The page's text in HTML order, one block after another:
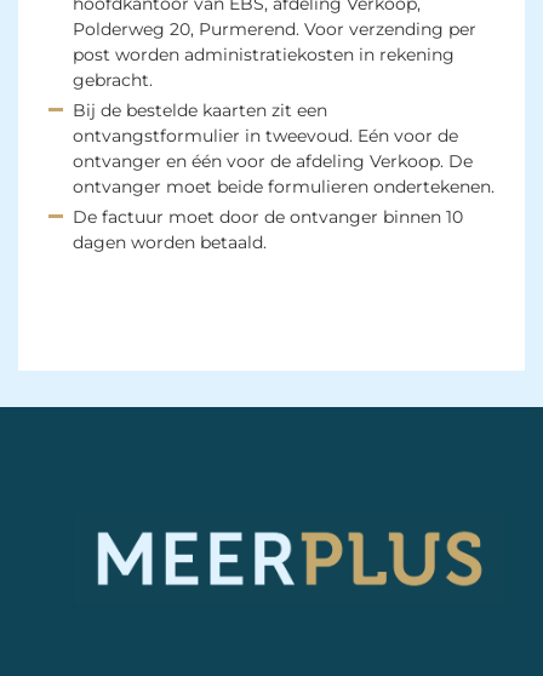
Polderweg 20, Purmerend. Voor verzending per
post worden administratiekosten in rekening
gebracht.
Bij de bestelde kaarten zit een
ontvangstformulier in tweevoud. Eén voor de
ontvanger en één voor de afdeling Verkoop. De
ontvanger moet beide formulieren ondertekenen.
De factuur moet door de ontvanger binnen 10
dagen worden betaald.